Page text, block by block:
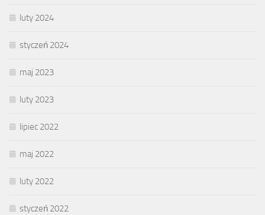
luty 2024
styczeń 2024
maj 2023
luty 2023
lipiec 2022
maj 2022
luty 2022
styczeń 2022